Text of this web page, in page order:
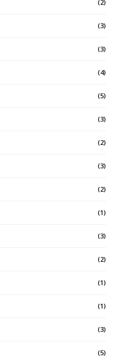
(2)
(3)
(3)
(4)
(5)
(3)
(2)
(3)
(2)
(1)
(3)
(2)
(1)
(1)
(3)
(5)